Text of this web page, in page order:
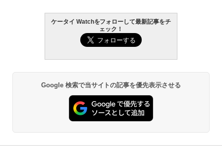
ケータイ Watchをフォローして最新記事をチ
ェック！
Google 検索で当サイトの記事を優先表示させる